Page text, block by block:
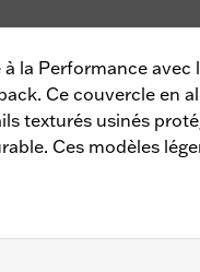
la Performance avec
Ce couvercle en
texturés usinés
Ces modèles